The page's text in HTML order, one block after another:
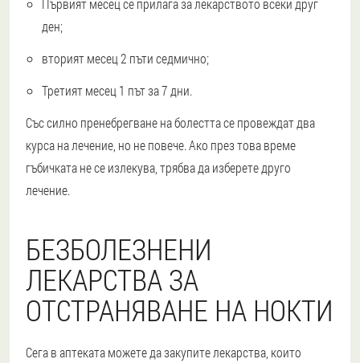
Първият месец се прилага за лекарството всеки друг
ден;
вторият месец 2 пъти седмично;
Третият месец 1 път за 7 дни.
Със силно пренебрегване на болестта се провеждат два
курса на лечение, но не повече. Ако през това време
гъбичката не се излекува, трябва да изберете друго
лечение.
БЕЗБОЛЕЗНЕНИ
ЛЕКАРСТВА ЗА
ОТСТРАНЯВАНЕ НА НОКТИ
Сега в аптеката можете да закупите лекарства, които